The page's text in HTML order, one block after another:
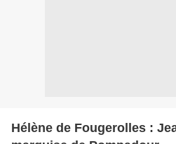
Hélène de Fougerolles : Jeanne Poisson,